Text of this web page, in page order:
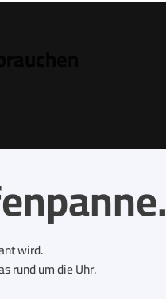
wird.
rund um die Uhr.